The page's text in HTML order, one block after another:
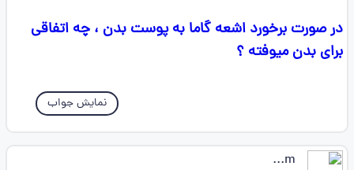
در صورت برخورد اشعه گاما به پوست بدن ، چه اتفاقی
برای بدن میوفته ؟
نمایش جواب
m...